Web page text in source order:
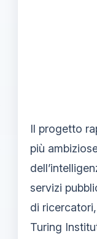
Il progetto
più
servizi
di
Turing